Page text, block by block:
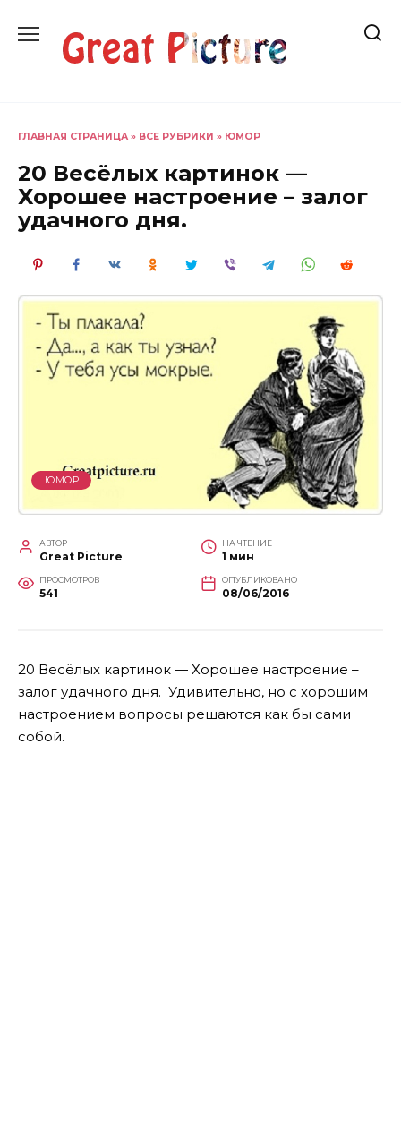
содержанию
ГЛАВНАЯ СТРАНИЦА » ВСЕ РУБРИКИ » ЮМОР
20 Весёлых картинок —
Хорошее настроение – залог
удачного дня.
ЮМОР
АВТОР
Great Picture
НА ЧТЕНИЕ
1 мин
ПРОСМОТРОВ
541
ОПУБЛИКОВАНО
08/06/2016
20 Весёлых картинок — Хорошее настроение –
залог удачного дня. Удивительно, но с хорошим
настроением вопросы решаются как бы сами
собой.